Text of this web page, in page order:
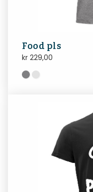
Food pls
kr 229,00